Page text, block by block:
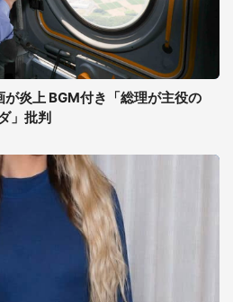
炎上 BGM付き「総理が主役の
」批判